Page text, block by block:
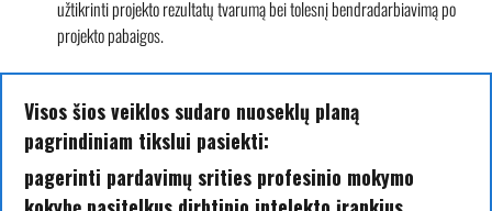
užtikrinti projekto rezultatų tvarumą bei tolesnį bendradarbiavimą po
projekto pabaigos.
Visos šios veiklos sudaro nuoseklų planą
pagrindiniam tikslui pasiekti:
pagerinti pardavimų srities profesinio mokymo